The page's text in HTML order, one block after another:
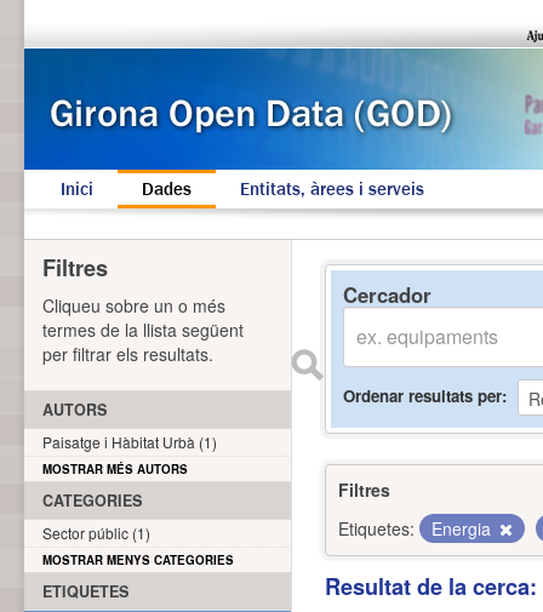
Inici Dades Entitats, àrees i serveis
Cercador
Ordenar resultats per
Filtres
Etiquetes:
Energia
Resultat de la
Filtres
Cliqueu sobre un o més
termes de la llista següent
per filtrar els resultats.
AUTORS
Paisatge i Hàbitat Urbà (1)
MOSTRAR MÉS AUTORS
CATEGORIES
Sector públic (1)
MOSTRAR MENYS CATEGORIES
ETIQUETES